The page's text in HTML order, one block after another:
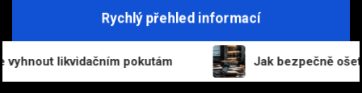
Rychlý přehled informací
pokutám Jak bezpečně ošetřit přechod práv